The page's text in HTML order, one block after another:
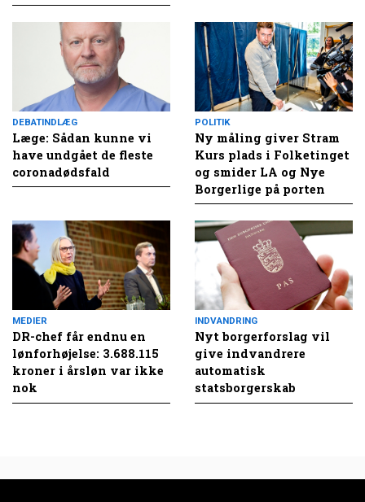
DEBATINDLÆG
Læge: Sådan kunne vi
have undgået de fleste
coronadødsfald
POLITIK
Ny måling giver Stram
Kurs plads i Folketinget
og smider LA og Nye
Borgerlige på porten
MEDIER
DR-chef får endnu en
lønforhøjelse: 3.688.115
kroner i årsløn var ikke
nok
INDVANDRING
Nyt borgerforslag vil
give indvandrere
automatisk
statsborgerskab